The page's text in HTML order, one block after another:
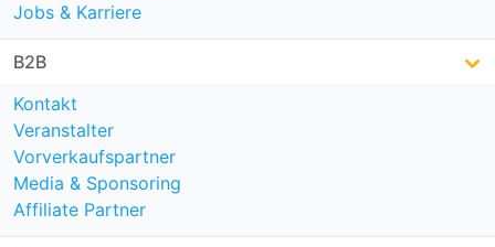
Jobs & Karriere
B2B
Kontakt
Veranstalter
Vorverkaufspartner
Media & Sponsoring
Affiliate Partner